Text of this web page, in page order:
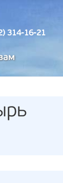
314-16-21